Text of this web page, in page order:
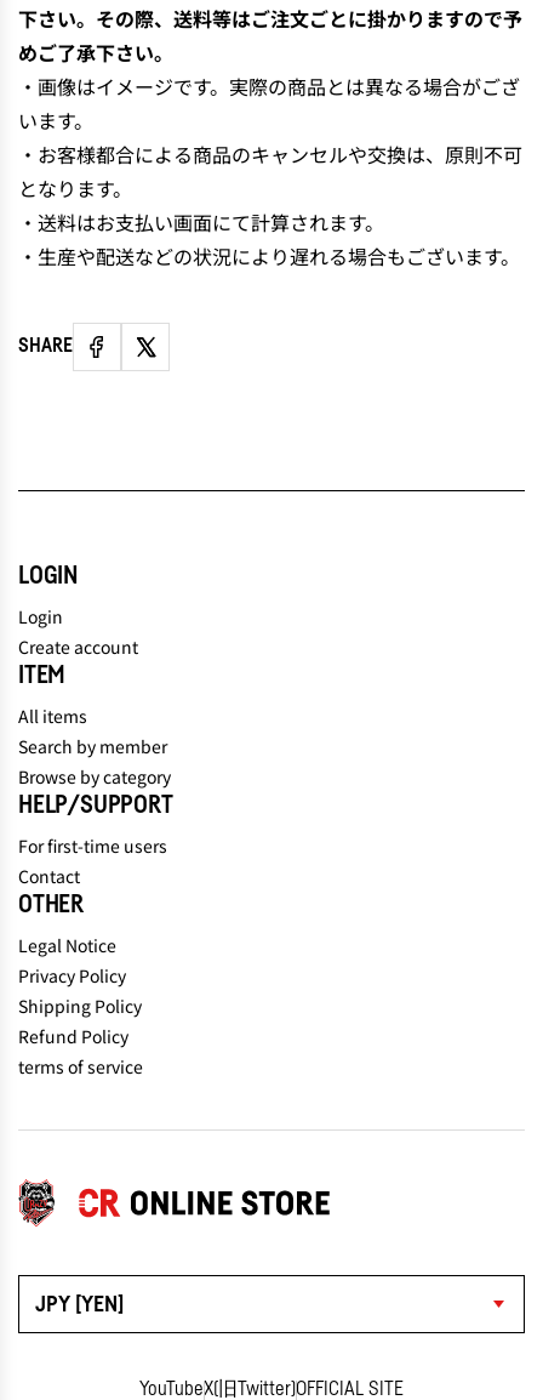
下さい。その際、送料等はご注文ごとに掛かりますので予
めご了承下さい。
・画像はイメージです。実際の商品とは異なる場合がござ
います。
・お客様都合による商品のキャンセルや交換は、原則不可
となります。
・送料はお支払い画面にて計算されます。
・生産や配送などの状況により遅れる場合もございます。
SHARE
JPY [YEN]
YouTubeX(旧Twitter)OFFICIAL SITE
LOGIN
Login
Create account
ITEM
All items
Search by member
Browse by category
HELP/SUPPORT
For first-time users
Contact
OTHER
Legal Notice
Privacy Policy
Shipping Policy
Refund Policy
terms of service